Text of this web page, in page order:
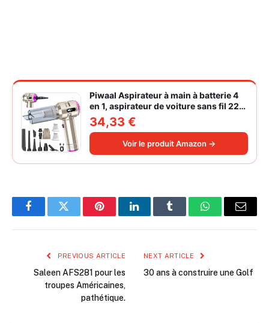
Piwaal Aspirateur à main à batterie 4
en 1, aspirateur de voiture sans fil 22
000 Pa avec moteur sans balais,
souffleur électrique à air comprimé
220 000 tr/min 3 vitesses pour poils
d'animaux
34,33 €
Voir le produit Amazon →
FacebookTwitter PinterestLinkedInTumblr WhatsAppEmail
PREVIOUS ARTICLE
Saleen AFS281 pour les
troupes Américaines,
pathétique.
NEXT ARTICLE
30 ans à construire une Golf